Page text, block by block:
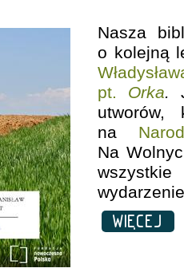
Nasza
o kolejną
pt. Orka.
utworów,
na
Na
wszystkie
WIĘCEJ